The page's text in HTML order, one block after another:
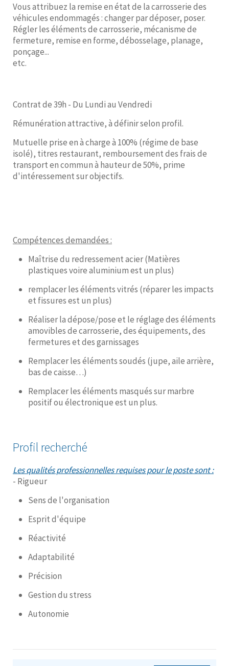
Vous attribuez la remise en état de la carrosserie des
véhicules endommagés : changer par déposer, poser.
Régler les éléments de carrosserie, mécanisme de
fermeture, remise en forme, débosselage, planage,
ponçage...
etc.
Contrat de 39h - Du Lundi au Vendredi
Rémunération attractive, à définir selon profil.
Mutuelle prise en à charge à 100% (régime de base
isolé), titres restaurant, remboursement des frais de
transport en commun à hauteur de 50%, prime
d'intéressement sur objectifs.
Compétences demandées :
Maîtrise du redressement acier (Matières
plastiques voire aluminium est un plus)
remplacer les éléments vitrés (réparer les impacts
et fissures est un plus)
Réaliser la dépose/pose et le réglage des éléments
amovibles de carrosserie, des équipements, des
fermetures et des garnissages
Remplacer les éléments soudés (jupe, aile arrière,
bas de caisse…)
Remplacer les éléments masqués sur marbre
positif ou électronique est un plus.
Profil recherché
Les qualités professionnelles requises pour le poste sont :
- Rigueur
Sens de l'organisation
Esprit d'équipe
Réactivité
Adaptabilité
Précision
Gestion du stress
Autonomie